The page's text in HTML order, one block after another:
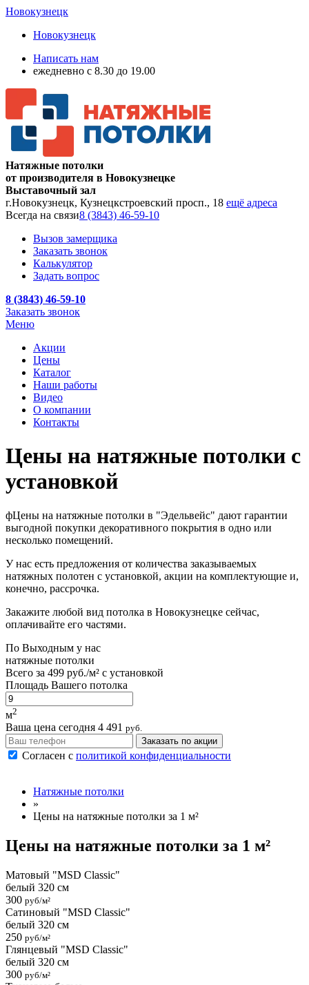
Новокузнецк
Новокузнецк
Написать нам
ежедневно с 8.30 до 19.00
Натяжные потолки
от производителя в Новокузнецке
Выставочный зал
г.Новокузнецк, Кузнецкстроевский просп., 18 ещё адреса
Всегда на связи8 (3843) 46-59-10
Вызов замерщика
Заказать звонок
Калькулятор
Задать вопрос
8 (3843) 46-59-10
Заказать звонок
Меню
Акции
Цены
Каталог
Наши работы
Видео
О компании
Контакты
Цены на натяжные потолки с
установкой
фЦены на натяжные потолки в "Эдельвейс" дают гарантии
выгодной покупки декоративного покрытия в одно или
несколько помещений.
У нас есть предложения от количества заказываемых
натяжных полотен с установкой, акции на комплектующие и,
конечно, рассрочка.
Закажите любой вид потолка в Новокузнецке сейчас,
оплачивайте его частями.
По Выходным у нас
натяжные потолки
Всего за 499 руб./м² с установкой
Площадь Вашего потолка
м2
Ваша цена сегодня 4 491 руб.
Заказать по акции
Согласен с политикой конфиденциальности
Натяжные потолки
»
Цены на натяжные потолки за 1 м²
Цены на натяжные потолки за 1 м²
Матовый "MSD Classic"
белый 320 см
300 руб/м²
Сатиновый "MSD Classic"
белый 320 см
250 руб/м²
Глянцевый "MSD Classic"
белый 320 см
300 руб/м²